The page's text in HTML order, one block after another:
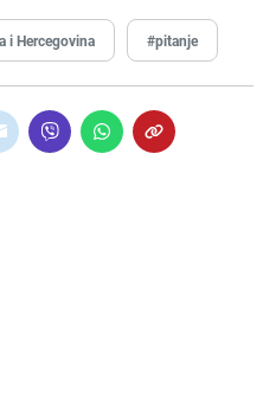
i Hercegovina #pitanje